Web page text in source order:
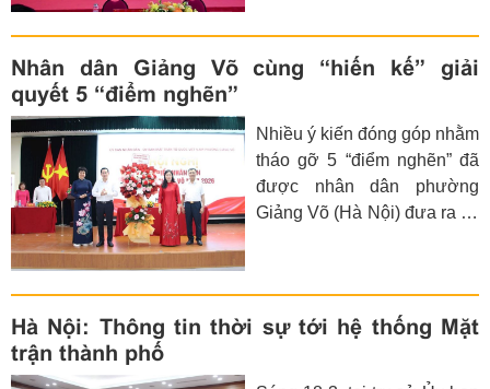
UBND phường Phú
Thượng phối hợp với Ủy
ban Mặt trận Tổ quốc
chức Hội nghị đại biểu nhân
dân bàn việc xây dựng đời
sống văn hóa ở cơ sở năm
2026.
Nhân dân Giảng Võ cùng “hiến kế” giải
quyết 5 “điểm nghẽn”
Nhiều ý kiến đóng góp nhằm
tháo gỡ 5 “điểm nghẽn” đã
được nhân dân phường
Giảng Võ (Hà Nội) đưa ra tại
Hà Nội: Thông tin thời sự tới hệ thống Mặt
trận thành phố